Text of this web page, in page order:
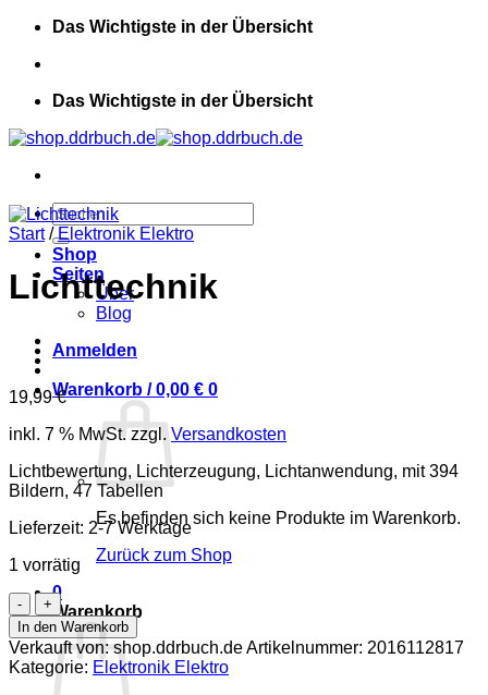
Zum
springen
Das Wichtigste in der Übersicht
Das Wichtigste in der Übersicht
Suchen
nach:
Shop
Seiten
Über
Blog
Anmelden
Warenkorb /0,00 € 0
Es befinden sich keine Produkte im Warenkorb.
Zurück zum Shop
0
Warenkorb
Start / Elektronik Elektro
Lichttechnik
19,99€
inkl. 7 % MwSt. zzgl. Versandkosten
Lichtbewertung, Lichterzeugung, Lichtanwendung, mit 394
Bildern, 47 Tabellen
Lieferzeit: 2-7 Werktage
1 vorrätig
Lichttechnik
Menge
In den Warenkorb
Verkauft von: shop.ddrbuch.deArtikelnummer: 2016112817
Kategorie: Elektronik Elektro